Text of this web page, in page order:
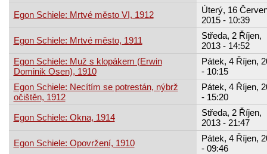
Egon Schiele: Mrtvé město VI, 1912
Úterý, 16
2015 - 10:39
Egon Schiele: Mrtvé město, 1911
Středa, 2 Říjen,
2013 - 14:52
Egon Schiele: Muž s klopákem (Erwin
Dominik Osen), 1910
Pátek, 4 Říjen,
- 10:15
Egon Schiele: Necítím se potrestán, nýbrž
očištěn, 1912
Pátek, 4 Říjen,
- 15:20
Egon Schiele: Okna, 1914
Středa, 2 Říjen,
2013 - 21:47
Egon Schiele: Opovržení, 1910
Pátek, 4 Říjen,
- 09:46